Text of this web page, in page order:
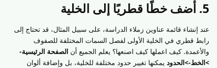
5. أضف خطًا قطريًا إلى الخلية
عند إنشاء قائمة عناوين زملاء الدراسة، على سبيل المثال، قد تحتاج إلى
رابط قطري في الخلية الأولى لفصل السمات المختلفة للصفوف
والأعمدة. كيف اعملها كيف اصنعها؟ يعلم الجميع أن الصفحة الرئيسية-
>الخط->الحدود يمكنها تغيير حدود مختلفة للخلية، بل وإضافة ألوان